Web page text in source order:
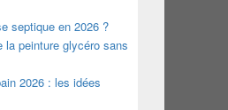
septique en 2026 ?
la peinture glycéro sans
2026 : les idées